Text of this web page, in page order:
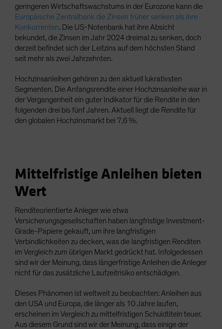
geringeren Wirtschaftswachstums in der Eurozone kann die
Europäische Zentralbank die Zinsen früher senken als ihre
Konkurrenten. Die US-Notenbank hat ihre Absicht
bekundet, die Zinsen im Jahr 2024 dreimal zu senken, doch
derzeit befindet sich der Leitzins auf dem höchsten Stand
seit mehr als zwei Jahrzehnten.
Hochzinsanleihen gehören zu den aktuell lukrativsten
Segmenten. Die Anfangsrendite einer Hochzinsanleihe war in
der Vergangenheit ein guter Indikator für die Rendite in den
folgenden drei bis fünf Jahren. Aktuell liegt die Rendite für
den globalen Hochzinsmarkt bei 7,6 %.
Mittelfristige Anleihen bieten
Wert
Renditeorientierte Anleger wie etwa
Versicherungsgesellschaften haben langfristige Investment-
Grade-Papiere gekauft, um ihre langfristigen
Verbindlichkeiten zu decken, was die langfristigen Renditen
im Vergleich zum übrigen Markt gedrückt hat. Infolgedessen
sind wir der Meinung, dass längerfristige Anleihen die Anleger
nicht für das zusätzliche Laufzeitrisiko entschädigen.
Dieses Phänomen ist weltweit zu beobachten: Anleihen aus
den USA und Europa, die länger als 10 Jahre laufen,
erscheinen im Vergleich zu mittelfristigen Schuldtiteln teuer.
Aus diesem Grund sind wir der Meinung, dass einige der